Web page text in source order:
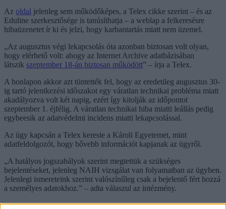
Az oldal jelenleg sem működőképes, a Telex cikke szerint – és az
Eduline szerkesztősége is tanúsíthatja – a weblap a felkeresésre
hibaüzenetet ír ki és jelzi, hogy karbantartás miatt nem üzemel.
„Az augusztus végi lekapcsolás óta azonban biztosan volt olyan,
hogy elérhető volt: ahogy az Internet Archive adatbázisában
látszik szeptember 18-án biztosan működött” – írja a Telex.
A honlapon akkor azt tüntették fel, hogy az eredetileg augusztus 30-
ig tartó jelentkezési időszakot egy váratlan technikai probléma miatt
akadályozva volt két napig, ezért így kitolják az időpontot
szeptember 1. éjfélig. A váratlan technikai hiba miatti leállás pedig
egybeesik az adatvédelmi incidens miatti lekapcsolással.
Az ügy kapcsán a Telex kereste a Károli Egyetemet, mint
adatfeldolgozót, hogy bővebb információt kapjanak az ügyről.
„A hatályos jogszabályok szerint megtettük a szükséges
bejelentéseket, jelenleg NAIH vizsgálat van folyamatban az ügyben.
Jelenlegi ismereteink szerint valószínűleg csak a bejelentő fért hozzá
a személyes adatokhoz.” – adta válaszul az intézmény.